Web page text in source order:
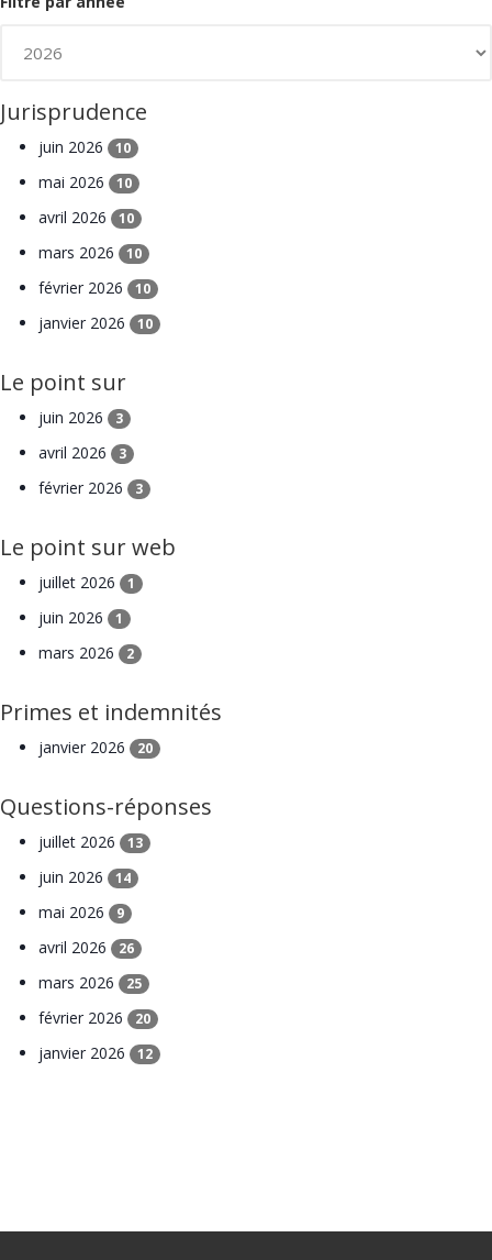
Jurisprudence
juin 2026 10
mai 2026 10
avril 2026 10
mars 2026 10
février 2026 10
janvier 2026 10
Le point sur
juin 2026 3
avril 2026 3
février 2026 3
Le point sur web
juillet 2026 1
juin 2026 1
mars 2026 2
Primes et indemnités
janvier 2026 20
Questions-réponses
juillet 2026 13
juin 2026 14
mai 2026 9
avril 2026 26
mars 2026 25
février 2026 20
janvier 2026 12